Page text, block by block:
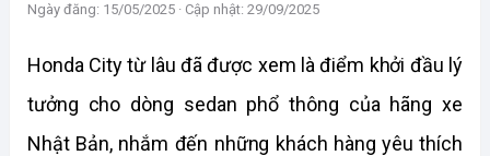
Ngày đăng: 15/05/2025 · Cập nhật: 29/09/2025
Honda City từ lâu đã được xem là điểm khởi đầu lý
tưởng cho dòng sedan phổ thông của hãng xe
Nhật Bản, nhắm đến những khách hàng yêu thích